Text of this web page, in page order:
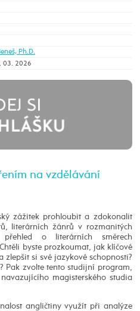
Ph.D.
03. 2026
na vzdělávání
zážitek prohloubit a zdokonalit
literárních žánrů v rozmanitých
přehled o literárních směrech
byste prozkoumat, jak klíčové
zlepšit si své jazykové schopnosti?
Pak zvolte tento studijní program,
magisterského studia
angličtiny využít při analýze